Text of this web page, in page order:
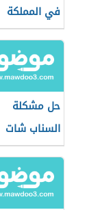
في المملكة
العربية
حل مشكلة
السناب شات